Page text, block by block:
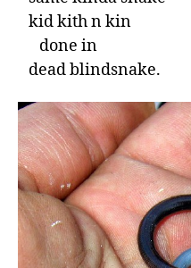
   dead blindsnake.